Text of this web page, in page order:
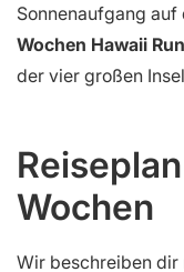
Sonnenaufgang auf
Wochen Hawaii
der vier großen
Wochen
Wir beschreiben dir